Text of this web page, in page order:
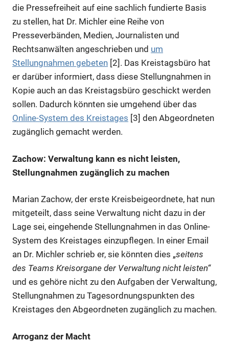
die Pressefreiheit auf eine sachlich fundierte Basis
zu stellen, hat Dr. Michler eine Reihe von
Presseverbänden, Medien, Journalisten und
Rechtsanwälten angeschrieben und um
Stellungnahmen gebeten [2]. Das Kreistagsbüro hat
er darüber informiert, dass diese Stellungnahmen in
Kopie auch an das Kreistagsbüro geschickt werden
sollen. Dadurch könnten sie umgehend über das
Online-System des Kreistages [3] den Abgeordneten
zugänglich gemacht werden.
Zachow: Verwaltung kann es nicht leisten,
Stellungnahmen zugänglich zu machen
Marian Zachow, der erste Kreisbeigeordnete, hat nun
mitgeteilt, dass seine Verwaltung nicht dazu in der
Lage sei, eingehende Stellungnahmen in das Online-
System des Kreistages einzupflegen. In einer Email
an Dr. Michler schrieb er, sie könnten dies „seitens
des Teams Kreisorgane der Verwaltung nicht leisten“
und es gehöre nicht zu den Aufgaben der Verwaltung,
Stellungnahmen zu Tagesordnungspunkten des
Kreistages den Abgeordneten zugänglich zu machen.
Arroganz der Macht